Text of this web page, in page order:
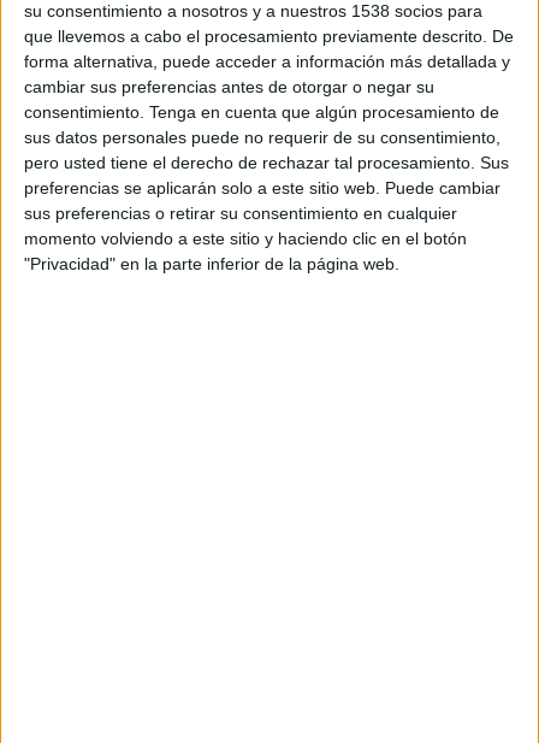
su consentimiento a nosotros y a nuestros 1538 socios para
que llevemos a cabo el procesamiento previamente descrito. De
forma alternativa, puede acceder a información más detallada y
cambiar sus preferencias antes de otorgar o negar su
consentimiento. Tenga en cuenta que algún procesamiento de
sus datos personales puede no requerir de su consentimiento,
pero usted tiene el derecho de rechazar tal procesamiento. Sus
preferencias se aplicarán solo a este sitio web. Puede cambiar
sus preferencias o retirar su consentimiento en cualquier
momento volviendo a este sitio y haciendo clic en el botón
"Privacidad" en la parte inferior de la página web.
Directores creativos ejecutivos: Félix Carral, José
Izaguirre
Director creativo de grupo: Federico Botella
Directores creativos: Javier López, Jorge Castro
Copywriters: Adrián Pons, Olinda González
Directores de arte: Marcos Noguero, Laura